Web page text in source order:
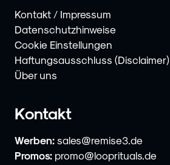
Kontakt / Impressum
Datenschutzhinweise
Cookie Einstellungen
Haftungsausschluss (Disclaimer)
Über uns
Kontakt
Werben: sales@remise3.de
Promos: promo@looprituals.de